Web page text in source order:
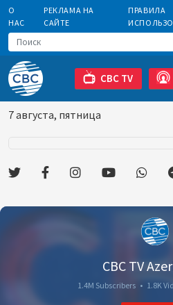
О
НАС
РЕКЛАМА НА
САЙТЕ
ПРАВИЛА
CBC TV
7 августа, пятница
CBC TV
1.4M Subscribers • 1.8K